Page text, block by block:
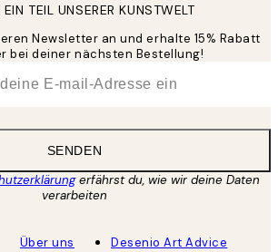
TEIL UNSERER KUNSTWELT
Newsletter an und erhalte 15% Rabatt
bei deiner nächsten Bestellung!
SENDEN
erfährst du, wie wir deine Daten
verarbeiten
Über uns
Desenio Art Advice